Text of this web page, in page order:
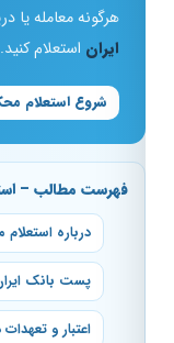
هرگونه معامله یا
ایراناستعلام کنید.
شروع استعلام
فهرست مطالب –
درباره استعلام
پست بانک ایران
اعتبار و تعهدات